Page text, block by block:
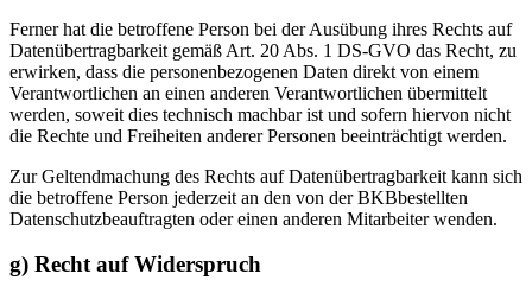
Ferner hat die betroffene Person bei der Ausübung ihres Rechts auf
Datenübertragbarkeit gemäß Art. 20 Abs. 1 DS-GVO das Recht, zu
erwirken, dass die personenbezogenen Daten direkt von einem
Verantwortlichen an einen anderen Verantwortlichen übermittelt
werden, soweit dies technisch machbar ist und sofern hiervon nicht
die Rechte und Freiheiten anderer Personen beeinträchtigt werden.
Zur Geltendmachung des Rechts auf Datenübertragbarkeit kann sich
die betroffene Person jederzeit an den von der BKBbestellten
Datenschutzbeauftragten oder einen anderen Mitarbeiter wenden.
g) Recht auf Widerspruch